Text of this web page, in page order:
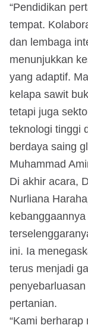
“Pendidikan
tempat.
dan lembaga
menunjukkan
yang adaptif.
kelapa sawit
tetapi juga
teknologi tinggi
berdaya saing
Muhammad
Di akhir acara,
Nurliana
ini. Ia
terus menjadi
pertanian.
“Kami